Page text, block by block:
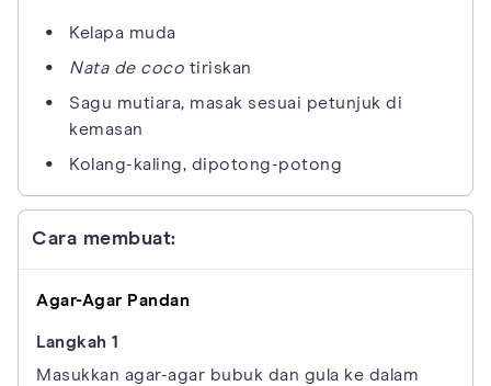
Kelapa muda
Nata de coco tiriskan
Sagu mutiara, masak sesuai petunjuk di
kemasan
Kolang-kaling, dipotong-potong
Cara membuat:
Agar-Agar Pandan
Masukkan agar-agar bubuk dan gula ke dalam